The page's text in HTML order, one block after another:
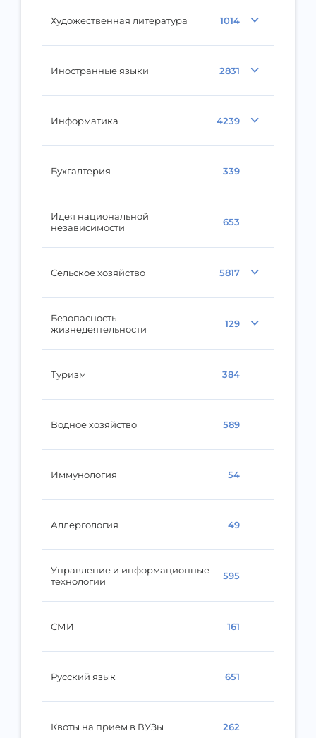
Художественная литература 1014
Иностранные языки 2831
Информатика 4239
Бухгалтерия 339
Идея национальной
независимости
653
Сельское хозяйство 5817
Безопасность
жизнедеятельности
129
Туризм 384
Водное хозяйство 589
Иммунология 54
Аллергология 49
Управление и информационные
технологии
595
СМИ 161
Русский язык 651
Квоты на прием в ВУЗы 262